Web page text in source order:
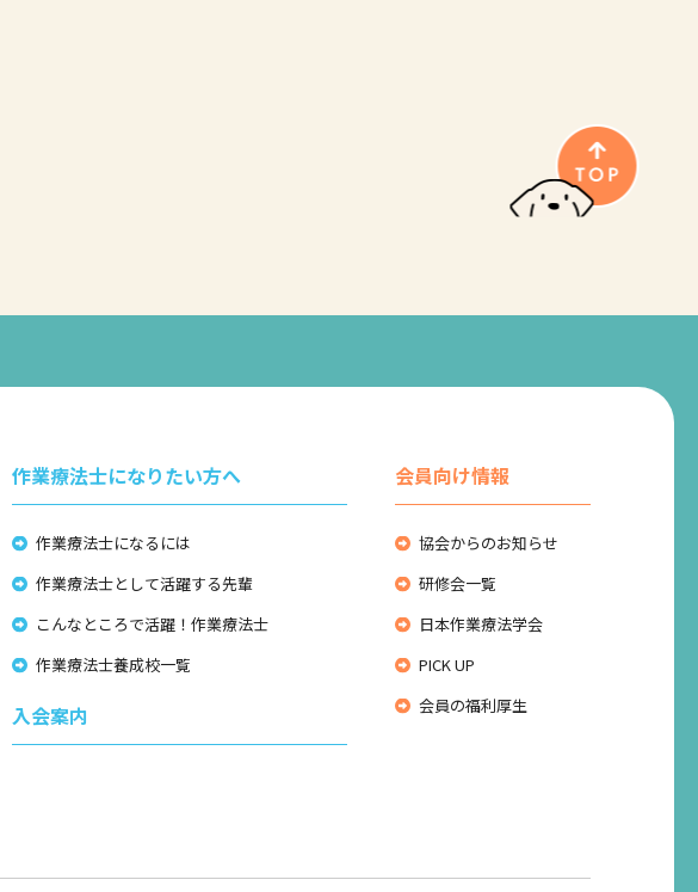
作業療法士になりたい方へ
作業療法士になるには
作業療法士として活躍する先輩
こんなところで活躍！作業療法士
作業療法士養成校一覧
入会案内
会員向け情報
協会からのお知らせ
研修会一覧
日本作業療法学会
PICK UP
会員の福利厚生